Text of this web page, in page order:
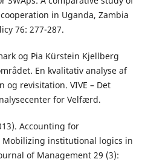
in Uganda, Zambia
76: 277-287.
og Pia Kürstein Kjellberg
En kvalitativ analyse af
og revisitation. VIVE – Det
for Velfærd.
Accounting for
institutional logics in
of Management 29 (3):